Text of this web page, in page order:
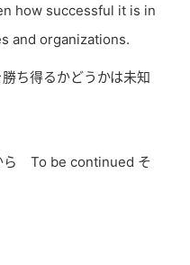
how successful it is in
and organizations.
ち得るかどうかは未知
ら To be continued そ